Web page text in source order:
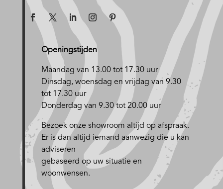
Openingstijden
Maandag van 13.00 tot 17.30 uur
Dinsdag, woensdag en vrijdag van 9.30
tot 17.30 uur
Donderdag van 9.30 tot 20.00 uur
Bezoek onze showroom altijd op afspraak.
Er is dan altijd iemand aanwezig die u kan
adviseren
gebaseerd op uw situatie en
woonwensen.